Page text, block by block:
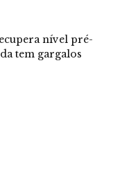
nível pré-
tem gargalos